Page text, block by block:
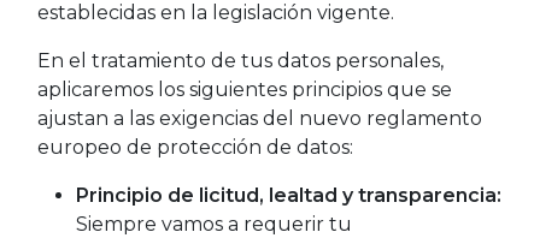
establecidas en la legislación vigente.
En el tratamiento de tus datos personales,
aplicaremos los siguientes principios que se
ajustan a las exigencias del nuevo reglamento
europeo de protección de datos:
Principio de licitud, lealtad y transparencia:
Siempre vamos a requerir tu